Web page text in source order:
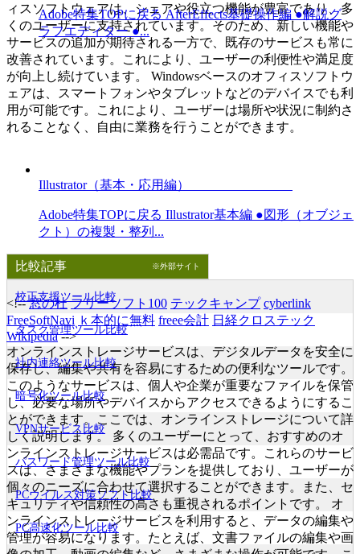
ィスソフトウェアは、シェアや役立つ機能が豊富であり、多
くのユーザーに支持されています。そのため、新しい機能や
サービスの追加が期待される一方で、既存のサービスも常に
改善されています。これにより、ユーザーの利便性や満足度
が向上し続けています。 Windowsベースのオフィスソフトウ
ェアは、スマートフォンやタブレットなどのデバイスでも利
用が可能です。これにより、ユーザーは場所や状況に制約さ
れることなく、自由に業務を行うことができます。
<!--窓の杜 フリーソフト100 テックキャンプ cyberlink
FreeSoftNavi ｋ本的に無料 freee会計 日経クロステック
Wikipedia-->
オンラインストレージサービスは、デジタルデータを安全に
保存し、編集や共有を容易にするための便利なツールです。
このようなサービスは、個人や企業が重要なファイルを保管
し、必要な場所やデバイスからアクセスできるようにするこ
とができます。ここでは、オンラインストレージについて詳
しく説明します。 多くのユーザーにとって、おすすめのオ
ンラインストレージサービスは必需品です。これらのサービ
スは、さまざまな機能やプランを提供しており、ユーザーが
個々のニーズに合わせて選択することができます。また、セ
キュリティや信頼性の高さも重視されるポイントです。 オ
ンラインストレージサービスを利用すると、データの編集や
管理が容易になります。たとえば、文書ファイルの編集や画
Adobe特集TOPに戻る AfterEffects基礎操作編 ●解説グ
ラフエディター ●...
Illustrator（基本・応用編）
Adobe特集TOPに戻る Illustrator基本編 ●図形（オブジェ
クト）の複製・整列...
比較記事 ※外部サイト
校正支援ツール比較
タスク管理ツール比較
社内連絡ツール比較
暗号化ツール比較
VPNサービス比較
パスワード管理ツール比較
PCウイルス対策ソフト比較
PC高速化ツール比較